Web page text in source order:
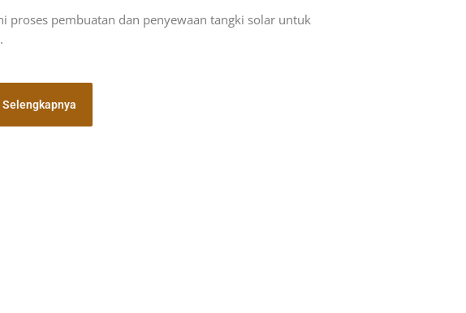
proses pembuatan dan penyewaan tangki solar untuk